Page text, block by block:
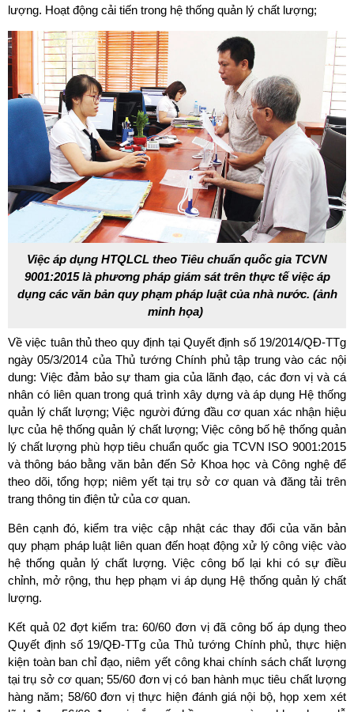
lượng. Hoạt động cải tiến trong hệ thống quản lý chất lượng;
Việc áp dụng HTQLCL theo Tiêu chuẩn quốc gia TCVN
9001:2015 là phương pháp giám sát trên thực tế việc áp
dụng các văn bản quy phạm pháp luật của nhà nước. (ảnh
minh họa)
Về việc tuân thủ theo quy định tại Quyết định số 19/2014/QĐ-TTg
ngày 05/3/2014 của Thủ tướng Chính phủ tập trung vào các nội
dung: Việc đảm bảo sự tham gia của lãnh đạo, các đơn vị và cá
nhân có liên quan trong quá trình xây dựng và áp dụng Hệ thống
quản lý chất lượng; Việc người đứng đầu cơ quan xác nhận hiệu
lực của hệ thống quản lý chất lượng; Việc công bố hệ thống quản
lý chất lượng phù hợp tiêu chuẩn quốc gia TCVN ISO 9001:2015
và thông báo bằng văn bản đến Sở Khoa học và Công nghệ để
theo dõi, tổng hợp; niêm yết tại trụ sở cơ quan và đăng tải trên
trang thông tin điện tử của cơ quan.
Bên cạnh đó, kiểm tra việc cập nhật các thay đổi của văn bản
quy phạm pháp luật liên quan đến hoạt động xử lý công việc vào
hệ thống quản lý chất lượng. Việc công bố lại khi có sự điều
chỉnh, mở rộng, thu hẹp phạm vi áp dụng Hệ thống quản lý chất
lượng.
Kết quả 02 đợt kiểm tra: 60/60 đơn vị đã công bố áp dụng theo
Quyết định số 19/QĐ-TTg của Thủ tướng Chính phủ, thực hiện
kiện toàn ban chỉ đạo, niêm yết công khai chính sách chất lượng
tại trụ sở cơ quan; 55/60 đơn vị có ban hành mục tiêu chất lượng
hàng năm; 58/60 đơn vị thực hiện đánh giá nội bộ, họp xem xét